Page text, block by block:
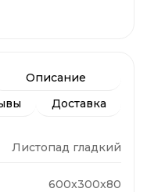
Описание
Доставка
Листопад гладкий
600x300x80